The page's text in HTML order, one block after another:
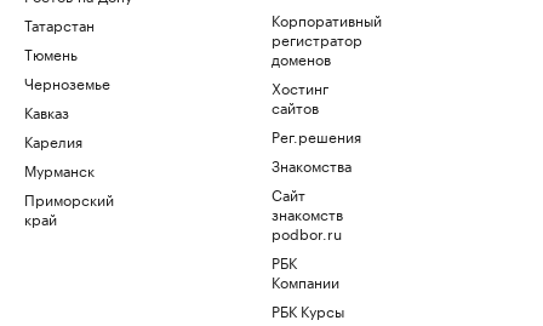
Татарстан
Тюмень
Черноземье
Кавказ
Карелия
Мурманск
Приморский
край
Корпоративный
регистратор
доменов
Хостинг
сайтов
Рег.решения
Знакомства
Сайт
знакомств
podbor.ru
РБК
Компании
РБК Курсы